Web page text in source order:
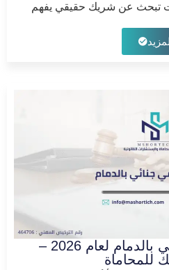
تبحث عن شريك حقيقي يفهم
افضل محامي جنائي بالدمام لعام 2026 –
للمحاماة